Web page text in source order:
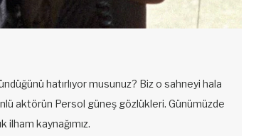
hatırlıyor musunuz? Biz o sahneyi hala
aktörün Persol güneş gözlükleri. Günümüzde
ilham kaynağımız.